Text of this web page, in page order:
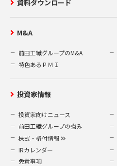
資料ダウンロード
M&A
前田工繊グループのM&A
特色あるＰＭＩ
投資家情報
投資家向けニュース
前田工繊グループの強み
株式・格付情報
IRカレンダー
免責事項